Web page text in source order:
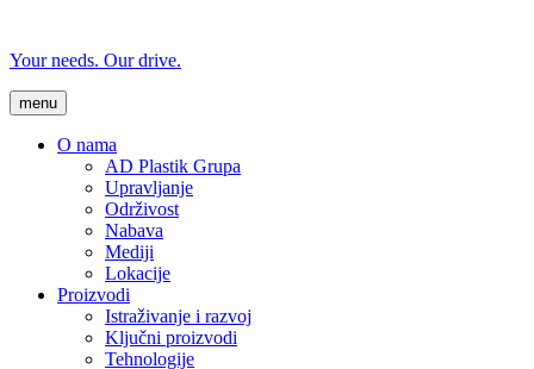
Your needs. Our drive.
menu
O nama
AD Plastik Grupa
Upravljanje
Održivost
Nabava
Mediji
Lokacije
Proizvodi
Istraživanje i razvoj
Ključni proizvodi
Tehnologije